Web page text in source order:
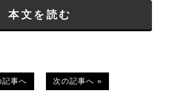
本文を読む
事へ 次の記事へ »